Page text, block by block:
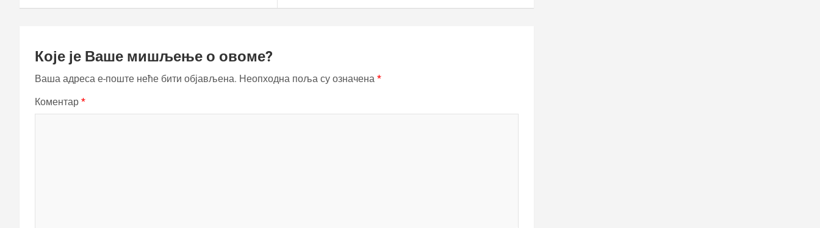
Које је Ваше мишљење о овоме?
Ваша адреса е-поште неће бити објављена. Неопходна поља су означена *
Коментар *